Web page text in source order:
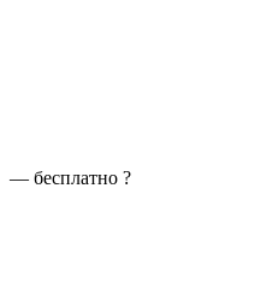
— бесплатно ?